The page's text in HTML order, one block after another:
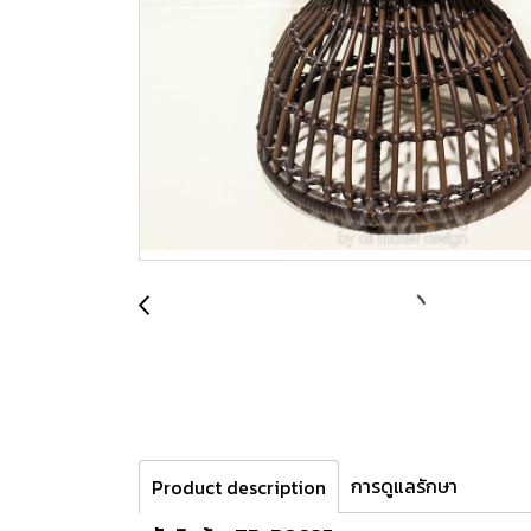
Product description การดูแลรักษา